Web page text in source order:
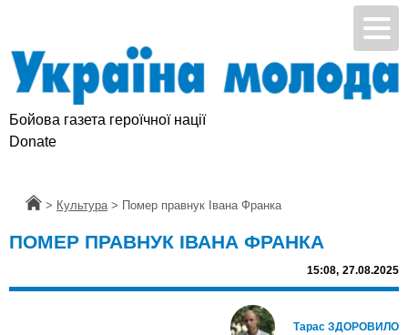
Бойова газета героїчної нації
Donate
Головна
> Культура > Помер правнук Івана Франка
ПОМЕР ПРАВНУК ІВАНА ФРАНКА
15:08, 27.08.2025
Тарас ЗДОРОВИЛО